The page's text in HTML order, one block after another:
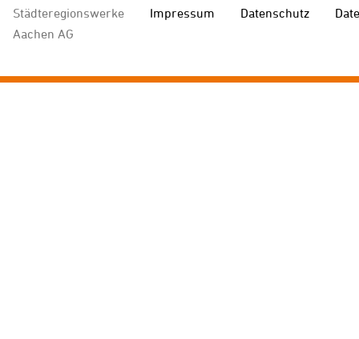
Städteregionswerke
Aachen AG
Impressum Datenschutz